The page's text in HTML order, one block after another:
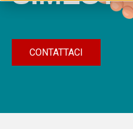
CONTATTACI